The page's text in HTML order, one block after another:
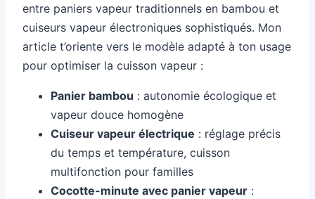
entre paniers vapeur traditionnels en bambou et
cuiseurs vapeur électroniques sophistiqués. Mon
article t’oriente vers le modèle adapté à ton usage
pour optimiser la cuisson vapeur :
Panier bambou : autonomie écologique et
vapeur douce homogène
Cuiseur vapeur électrique : réglage précis
du temps et température, cuisson
multifonction pour familles
Cocotte-minute avec panier vapeur :